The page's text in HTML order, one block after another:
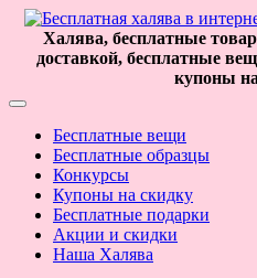
Халява, бесплатные
доставкой, бесплатные
купоны
Бесплатные вещи
Бесплатные образцы
Конкурсы
Купоны на скидку
Бесплатные подарки
Акции и скидки
Наша Халява